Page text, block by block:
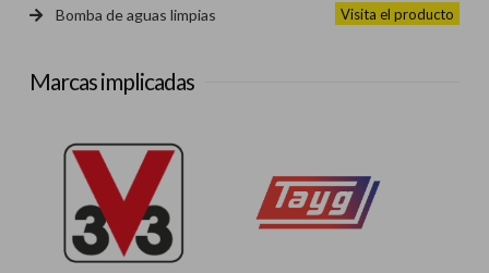
Bomba de aguas limpias Visita el producto
Marcas implicadas